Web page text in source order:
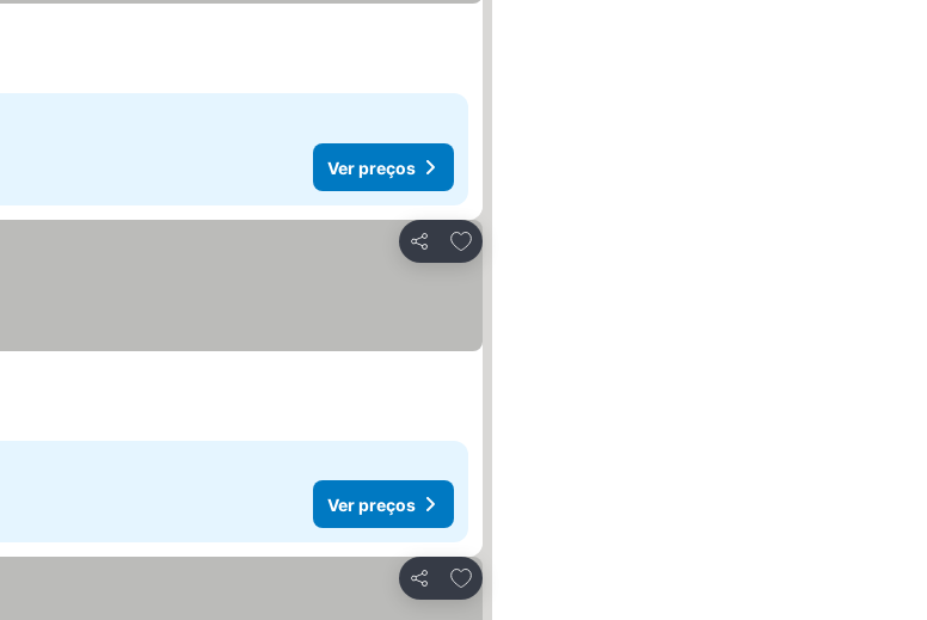
Ver preços
Partilhar
Adicionar aos favoritos
Ver preços
Partilhar
Adicionar aos favoritos